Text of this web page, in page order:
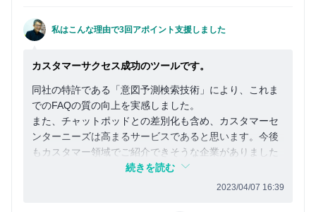
私はこんな理由で3回アポイント支援しました
カスタマーサクセス成功のツールです。
同社の特許である「意図予測検索技術」により、これま
でのFAQの質の向上を実感しました。
また、チャットポッドとの差別化も含め、カスタマーセ
ンターニーズは高まるサービスであると思います。今後
もカスタマー領域でご紹介できそうな企業がありました
ら支援させていただきます。
続きを読む
2023/04/07 16:39